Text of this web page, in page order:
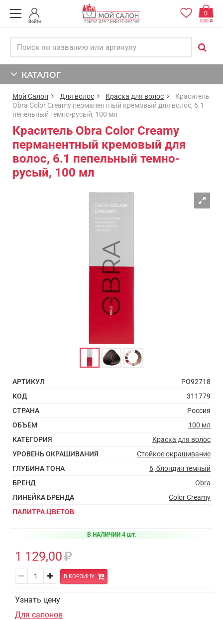
Войти
0
0,00
КАТАЛОГ
Мой Салон Для волос Краска для волос
Краситель
Obra Color Creamy перманентный кремовый для волос, 6.1
пепельный темно-русый, 100 мл
Краситель Obra Color Creamy
перманентный кремовый для
волос, 6.1 пепельный темно-
русый, 100 мл
АРТИКУЛ
PO92718
КОД
311779
СТРАНА
Россия
ОБЪЕМ
100 мл
КАТЕГОРИЯ
Краска для волос
УРОВЕНЬ ОКРАШИВАНИЯ
Стойкое окрашивание
ГЛУБИНА ТОНА
6, блондин темный
БРЕНД
Obra
ЛИНЕЙКА БРЕНДА
Color Creamy
ПАЛИТРА ЦВЕТОВ
В НАЛИЧИИ 4 шт.
1 129,00
В КОРЗИНУ
Узнать цену
Для салонов